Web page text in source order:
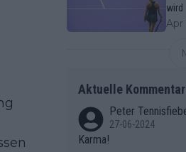
wird
Apr
Aktuelle
Peter
27-06-2024
Karma!